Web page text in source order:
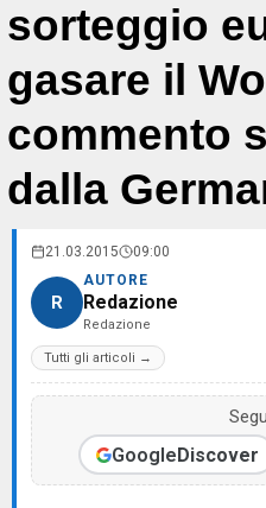
sorteggio
gasare il
commento
dalla
21.03.2015 09:00
R
AUTORE
Redazione
Redazione
Tutti gli articoli →
GoogleDiscover